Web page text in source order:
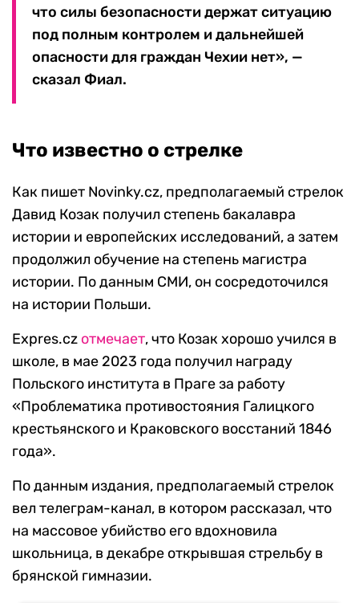
что силы безопасности держат ситуацию
под полным контролем и дальнейшей
опасности для граждан Чехии нет», —
сказал Фиал.
Что известно о стрелке
Как пишет Novinky.cz, предполагаемый стрелок
Давид Козак получил степень бакалавра
истории и европейских исследований, а затем
продолжил обучение на степень магистра
истории. По данным СМИ, он сосредоточился
на истории Польши.
Expres.cz отмечает, что Козак хорошо учился в
школе, в мае 2023 года получил награду
Польского института в Праге за работу
«Проблематика противостояния Галицкого
крестьянского и Краковского восстаний 1846
года».
По данным издания, предполагаемый стрелок
вел телеграм-канал, в котором рассказал, что
на массовое убийство его вдохновила
школьница, в декабре открывшая стрельбу в
брянской гимназии.